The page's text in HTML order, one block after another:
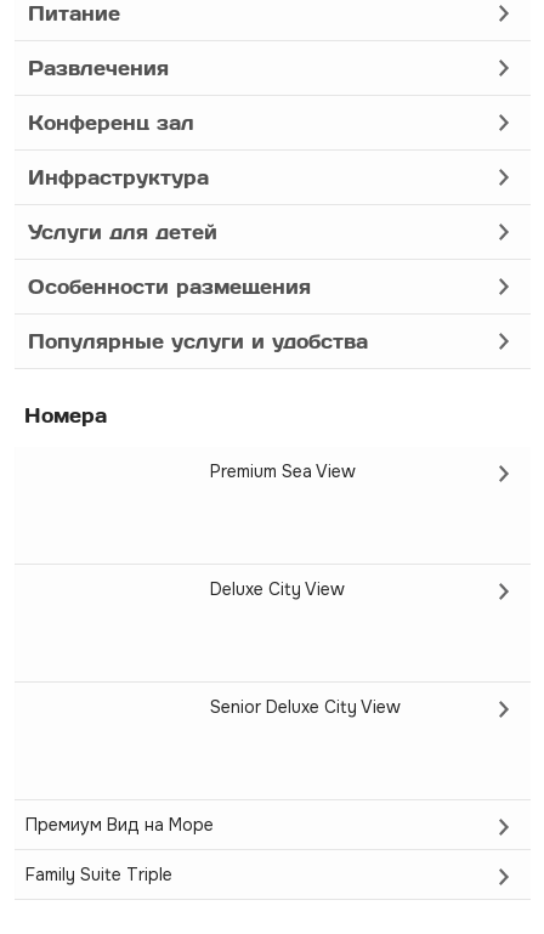
Питание
Развлечения
Конференц зал
Инфраструктура
Услуги для детей
Особенности размещения
Популярные услуги и удобства
Номера
Premium Sea View
Deluxe City View
Senior Deluxe City View
Премиум Вид на Море
Family Suite Triple